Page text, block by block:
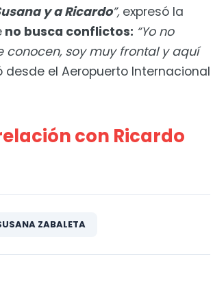
y a Ricardo”,expresó la
no busca conflictos: “Yo no
soy muy frontal y aquí
desde el Aeropuerto Internacional
con Ricardo
ZABALETA